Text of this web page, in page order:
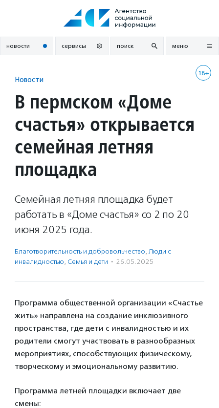
новости сервисы поиск меню
18+
Новости
В пермском «Доме
счастья» открывается
семейная летняя
площадка
Семейная летняя площадка будет
работать в «Доме счастья» со 2 по 20
июня 2025 года.
Благотвори­тель­ность и доброволь­чест­во, Люди с
инвалидностью, Семья и дети · 26.05.2025
Программа общественной организации «Счастье
жить» направлена на создание инклюзивного
пространства, где дети с инвалидностью и их
родители смогут участвовать в разнообразных
мероприятиях, способствующих физическому,
творческому и эмоциональному развитию.
Программа летней площадки включает две
смены: